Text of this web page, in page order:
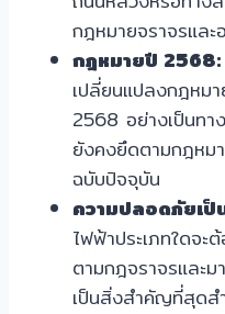
กฎหมายจราจรและ
กฎหมายปี 2568:
เปลี่ยนแปลงกฎหม
2568 อย่างเป็นท
ยังคงยึดตามกฎหม
ฉบับปัจจุบัน
ความปลอดภัยเ
ไฟฟ้าประเภทใดจะ
ตามกฎจราจรและ
เป็นสิ่งสำคัญที่สุดส